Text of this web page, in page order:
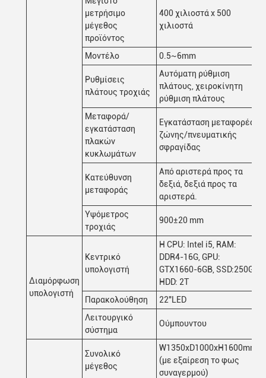
μετρήσιμο
μέγεθος
προϊόντος
400 χιλιοστά x 500
χιλιοστά
Μοντέλο 0.5~6mm
Ρυθμίσεις
πλάτους τροχιάς
Αυτόματη ρύθμιση
πλάτους, χειροκίνητη
ρύθμιση πλάτους
Μεταφορά/
εγκατάσταση
πλακών
κυκλωμάτων
Εγκατάσταση μεταφορέα
ζώνης/πνευματικής
σφραγίδας
Κατεύθυνση
μεταφοράς
Από αριστερά προς τα
δεξιά, δεξιά προς τα
αριστερά.
Υψόμετρος
τροχιάς
900±20 mm
Διαμόρφωση
υπολογιστή
Κεντρικό
υπολογιστή
Η CPU: Intel i5, RAM:
DDR4-16G, GPU:
GTX1660-6GB, SSD:250G,
HDD: 2T
Παρακολούθηση
22"LED
Λειτουργικό
σύστημα
Ούμπουντου
Συνολικό
μέγεθος
W1350xD1000xH1600mm
(με εξαίρεση το φως
συναγερμού)